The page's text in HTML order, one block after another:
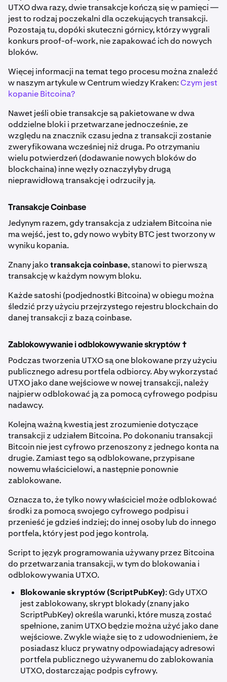
UTXO dwa razy, dwie transakcje kończą się w pamięci —
jest to rodzaj poczekalni dla oczekujących transakcji.
Pozostają tu, dopóki skuteczni górnicy, którzy wygrali
konkurs proof-of-work, nie zapakować ich do nowych
bloków.
Więcej informacji na temat tego procesu można znaleźć
w naszym artykule w Centrum wiedzy Kraken: Czym jest
kopanie Bitcoina?
Nawet jeśli obie transakcje są pakietowane w dwa
oddzielne bloki i przetwarzane jednocześnie, ze
względu na znacznik czasu jedna z transakcji zostanie
zweryfikowana wcześniej niż druga. Po otrzymaniu
wielu potwierdzeń (dodawanie nowych bloków do
blockchaina) inne węzły oznaczyłyby drugą
nieprawidłową transakcję i odrzuciły ją.
Transakcje Coinbase
Jedynym razem, gdy transakcja z udziałem Bitcoina nie
ma wejść, jest to, gdy nowo wybity BTC jest tworzony w
wyniku kopania.
Znany jakotransakcja coinbase, stanowi to pierwszą
transakcję w każdym nowym bloku.
Każde satoshi (podjednostki Bitcoina) w obiegu można
śledzić przy użyciu przejrzystego rejestru blockchain do
danej transakcji z bazą coinbase.
Zablokowywanie i odblokowywanie skryptów †
Podczas tworzenia UTXO są one blokowane przy użyciu
publicznego adresu portfela odbiorcy. Aby wykorzystać
UTXO jako dane wejściowe w nowej transakcji, należy
najpierw odblokować ją za pomocą cyfrowego podpisu
nadawcy.
Kolejną ważną kwestią jest zrozumienie dotyczące
transakcji z udziałem Bitcoina. Po dokonaniu transakcji
Bitcoin nie jest cyfrowo przenoszony z jednego konta na
drugie. Zamiast tego są odblokowane, przypisane
nowemu właścicielowi, a następnie ponownie
zablokowane.
Oznacza to, że tylko nowy właściciel może odblokować
środki za pomocą swojego cyfrowego podpisu i
przenieść je gdzieś indziej; do innej osoby lub do innego
portfela, który jest pod jego kontrolą.
Script to język programowania używany przez Bitcoina
do przetwarzania transakcji, w tym do blokowania i
odblokowywania UTXO.
Blokowanie skryptów (ScriptPubKey): Gdy UTXO
jest zablokowany, skrypt blokady (znany jako
ScriptPubKey) określa warunki, które muszą zostać
spełnione, zanim UTXO będzie można użyć jako dane
wejściowe. Zwykle wiąże się to z udowodnieniem, że
posiadasz klucz prywatny odpowiadający adresowi
portfela publicznego używanemu do zablokowania
UTXO, dostarczając podpis cyfrowy.